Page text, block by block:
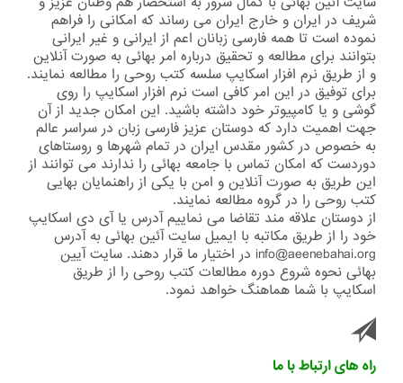
شریف در ایران و خارج ایران می رساند که امکانی را فراهم
نموده است تا همه فارسی زبانان اعم از ایرانی و غیر ایرانی
بتوانند برای مطالعه و تحقیق درباره امر بهائی به صورت آنلاین
و از طریق نرم افزار اسکایپ سلسه کتب روحی را مطالعه نمایند.
برای توفیق در این امر کافی است نرم افزار اسکایپ را روی
گوشی و یا کامپیوتر خود داشته باشید. این امکان جدید از آن
جهت اهمیت دارد که دوستان عزیز فارسی زبان در سراسر عالم
به خصوص در کشور مقدس ایران در تمام شهرها و روستاهای
دوردست که امکان تماس با جامعه بهائی را ندارند می توانند از
این طریق به صورت آنلاین و امن با یکی از راهنمایان بهایی
کتب روحی را در گروه مطالعه نمایند.
از دوستان علاقه مند تقاضا می نماییم آدرس یا آی دی اسکایپ
خود را از طریق مکاتبه با ایمیل سایت آئین بهائی به آدرس
info@aeenebahai.org در اختیار ما قرار دهند. سایت آیین
بهائی نحوه شروع دوره مطالعات کتب روحی را از طریق
اسکایپ با شما هماهنگ خواهد نمود.
راه های ارتباط با ما